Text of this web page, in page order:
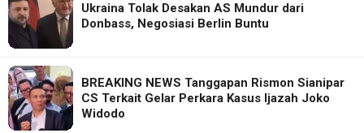
Ukraina Tolak Desakan AS Mundur dari
Donbass, Negosiasi Berlin Buntu
BREAKING NEWS Tanggapan Rismon Sianipar
CS Terkait Gelar Perkara Kasus Ijazah Joko
Widodo